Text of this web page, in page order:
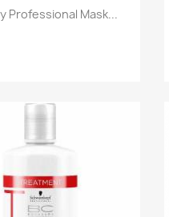
Szybki podgląd
Professional Mask...